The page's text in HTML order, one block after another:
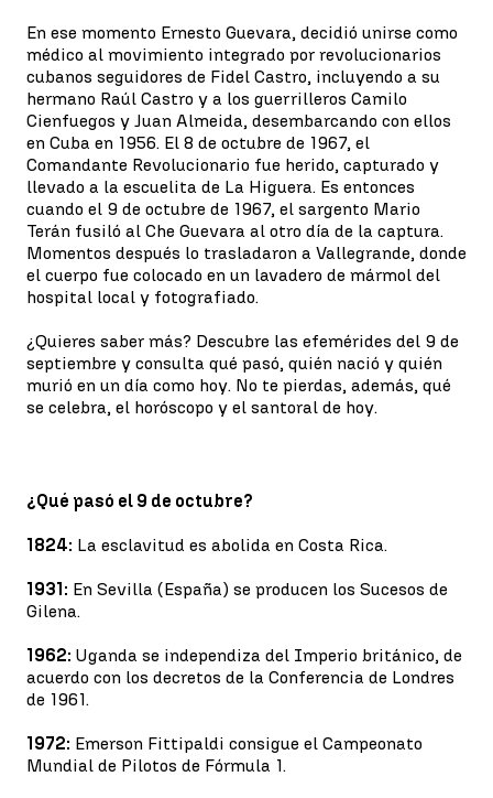
En ese momento Ernesto Guevara, decidió unirse como
médico al movimiento integrado por revolucionarios
cubanos seguidores de Fidel Castro, incluyendo a su
hermano Raúl Castro y a los guerrilleros Camilo
Cienfuegos y Juan Almeida, desembarcando con ellos
en Cuba en 1956. El 8 de octubre de 1967, el
Comandante Revolucionario fue herido, capturado y
llevado a la escuelita de La Higuera. Es entonces
cuando el 9 de octubre de 1967, el sargento Mario
Terán fusiló al Che Guevara al otro día de la captura.
Momentos después lo trasladaron a Vallegrande, donde
el cuerpo fue colocado en un lavadero de mármol del
hospital local y fotografiado.
¿Quieres saber más? Descubre las efemérides del 9 de
septiembre y consulta qué pasó, quién nació y quién
murió en un día como hoy. No te pierdas, además, qué
se celebra, el horóscopo y el santoral de hoy.
¿Qué pasó el 9 de octubre?
1824: La esclavitud es abolida en Costa Rica.
1931: En Sevilla (España) se producen los Sucesos de
Gilena.
1962: Uganda se independiza del Imperio británico, de
acuerdo con los decretos de la Conferencia de Londres
de 1961.
1972: Emerson Fittipaldi consigue el Campeonato
Mundial de Pilotos de Fórmula 1.